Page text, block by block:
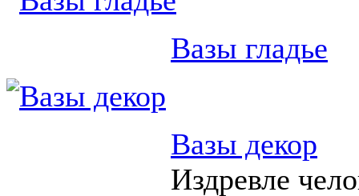
Вазы гладье
Вазы декор
Издревле